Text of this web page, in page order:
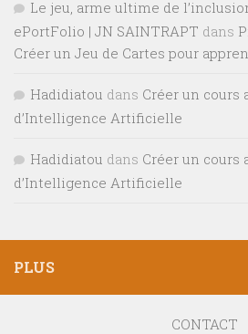
Le jeu, arme ultime de
ePortFolio | JN SAINTRAPT dans
Créer un Jeu de Cartes pour
Hadidiatou dans Créer un cours
d’Intelligence Artificielle
Hadidiatou dans Créer un cours
d’Intelligence Artificielle
PLUS
CONTACT